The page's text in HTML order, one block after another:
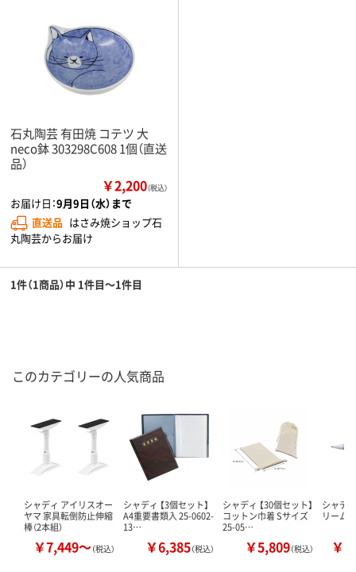
石丸陶芸 有田焼 コテツ 大
neco鉢 303298C608 1個（直送
品）
￥2,200（税込）
お届け日：9月9日（水）まで
直送品 はさみ焼ショップ石
丸陶芸からお届け
1件（1商品）中 1件目～1件目
このカテゴリーの人気商品
シャディ アイリスオー
ヤマ 家具転倒防止伸縮
棒（2本組）
￥7,449～（税込）
シャディ 【3個セット】
A4重要書類入 25-0602-
13…
￥6,385（税込）
シャディ 【30個セット】
コットン巾着 Sサイズ
25-05…
￥5,809（税込）
シャデ
リーム
￥